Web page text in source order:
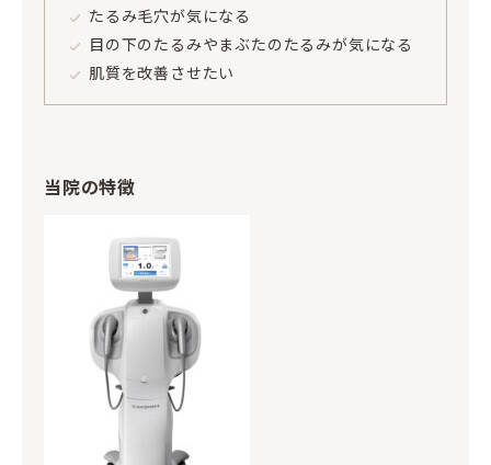
たるみ毛穴が気になる
目の下のたるみやまぶたのたるみが気になる
肌質を改善させたい
当院の特徴